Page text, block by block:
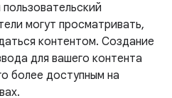
могут просматривать,
контентом. Создание
для вашего контента
более доступным на